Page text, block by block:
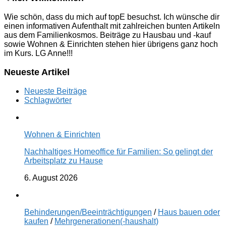
Wie schön, dass du mich auf topE besuchst. Ich wünsche dir
einen informativen Aufenthalt mit zahlreichen bunten Artikeln
aus dem Familienkosmos. Beiträge zu Hausbau und -kauf
sowie Wohnen & Einrichten stehen hier übrigens ganz hoch
im Kurs. LG Anne!!!
Neueste Artikel
Neueste Beiträge
Schlagwörter
Wohnen & Einrichten
Nachhaltiges Homeoffice für Familien: So gelingt der
Arbeitsplatz zu Hause
6. August 2026
Behinderungen/Beeinträchtigungen / Haus bauen oder
kaufen / Mehrgenerationen(-haushalt)